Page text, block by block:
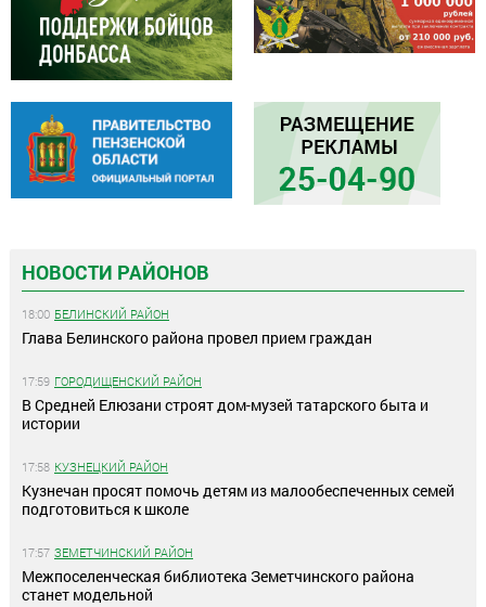
НОВОСТИ РАЙОНОВ
18:00 БЕЛИНСКИЙ РАЙОН
Глава Белинского района провел прием граждан
17:59 ГОРОДИЩЕНСКИЙ РАЙОН
В Средней Елюзани строят дом-музей татарского быта и
истории
17:58 КУЗНЕЦКИЙ РАЙОН
Кузнечан просят помочь детям из малообеспеченных семей
подготовиться к школе
17:57 ЗЕМЕТЧИНСКИЙ РАЙОН
Межпоселенческая библиотека Земетчинского района
станет модельной